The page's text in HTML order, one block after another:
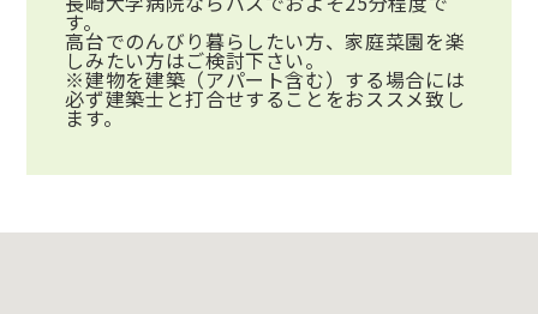
す。
高台でのんびり暮らしたい方、家庭菜園を楽
しみたい方はご検討下さい。
※建物を建築（アパート含む）する場合には
必ず建築士と打合せすることをおススメ致し
ます。